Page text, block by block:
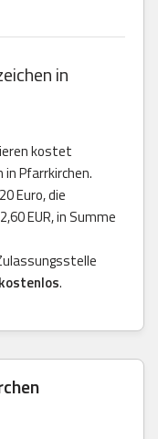
in
kostet
in Pfarrkirchen.
Euro, die
EUR, in Summe
kostenlos.